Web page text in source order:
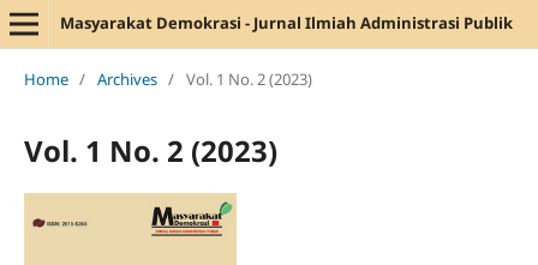
Masyarakat Demokrasi - Jurnal Ilmiah Administrasi Publik
Home / Archives / Vol. 1 No. 2 (2023)
Vol. 1 No. 2 (2023)